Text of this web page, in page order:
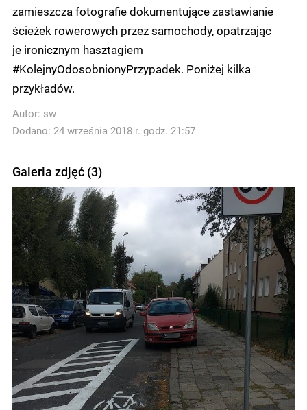
zamieszcza fotografie dokumentujące zastawianie
ścieżek rowerowych przez samochody, opatrzając
je ironicznym hasztagiem
#KolejnyOdosobnionyPrzypadek. Poniżej kilka
przykładów.
Autor: sw
Dodano: 24 września 2018 r. godz. 21:57
Galeria zdjęć (3)